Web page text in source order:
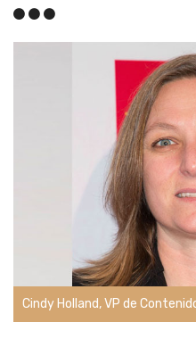
Cindy Holland, VP de